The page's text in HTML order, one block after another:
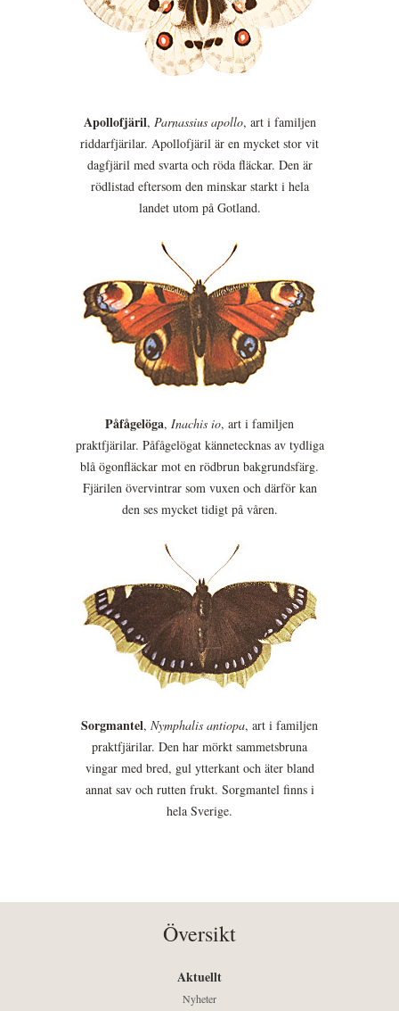
Apollofjäril, Parnassius apollo, art i familjen
riddarfjärilar. Apollofjäril är en mycket stor vit
dagfjäril med svarta och röda fläckar. Den är
rödlistad eftersom den minskar starkt i hela
landet utom på Gotland.
Påfågelöga, Inachis io, art i familjen
praktfjärilar. Påfågelögat kännetecknas av tydliga
blå ögonfläckar mot en rödbrun bakgrundsfärg.
Fjärilen övervintrar som vuxen och därför kan
den ses mycket tidigt på våren.
Sorgmantel, Nymphalis antiopa, art i familjen
praktfjärilar. Den har mörkt sammetsbruna
vingar med bred, gul ytterkant och äter bland
annat sav och rutten frukt. Sorgmantel finns i
hela Sverige.
Översikt
Aktuellt
Nyheter